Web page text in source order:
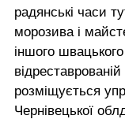
радянські часи
морозива і
іншого
відреставрованій
розміщується
Чернівецької